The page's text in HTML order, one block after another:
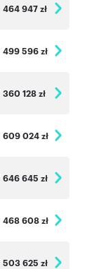
464 947 zł
499 596 zł
360 128 zł
609 024 zł
646 645 zł
468 608 zł
503 625 zł